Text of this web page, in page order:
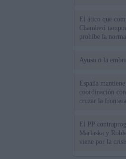
El ático que
Chamberí
prohíbe la
Ayuso o la
España
coordinación
cruzar la
El PP
Marlaska y
viene por la